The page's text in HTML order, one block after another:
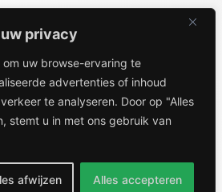
privacy
uw browse-ervaring te
advertenties of inhoud
te analyseren. Door op "Alles
stemt u in met ons gebruik van
afwijzen Alles accepteren